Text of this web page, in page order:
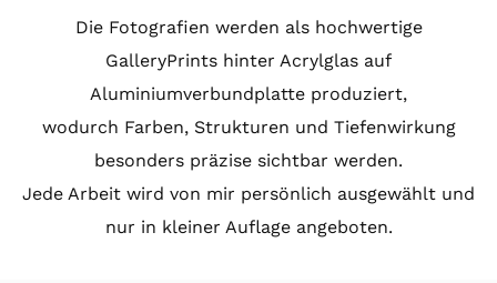
Die Fotografien werden als hochwertige
GalleryPrints hinter Acrylglas auf
Aluminiumverbundplatte produziert,
wodurch Farben, Strukturen und Tiefenwirkung
besonders präzise sichtbar werden.
Jede Arbeit wird von mir persönlich ausgewählt und
nur in kleiner Auflage angeboten.